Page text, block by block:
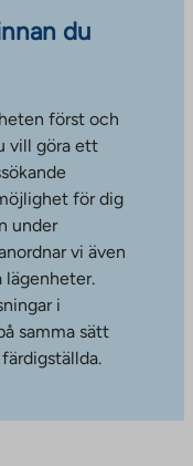
du
först och
vill göra ett
för dig
under
vi även
lägenheter.
i
samma sätt